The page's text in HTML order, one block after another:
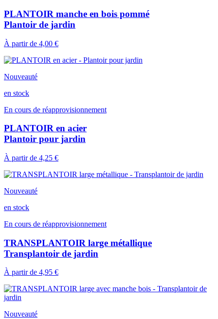
PLANTOIR manche en bois pommé
Plantoir de jardin
À partir de 4,00 €
Nouveauté
en stock
En cours de réapprovisionnement
PLANTOIR en acier
Plantoir pour jardin
À partir de 4,25 €
Nouveauté
en stock
En cours de réapprovisionnement
TRANSPLANTOIR large métallique
Transplantoir de jardin
À partir de 4,95 €
Nouveauté